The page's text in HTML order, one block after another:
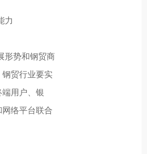
力
势和钢贸商
贸行业要实
用户、银
络平台联合